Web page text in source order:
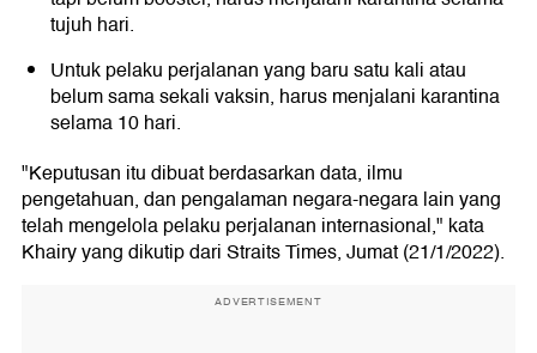
tujuh hari.
Untuk pelaku perjalanan yang baru satu kali atau
belum sama sekali vaksin, harus menjalani karantina
selama 10 hari.
"Keputusan itu dibuat berdasarkan data, ilmu
pengetahuan, dan pengalaman negara-negara lain yang
telah mengelola pelaku perjalanan internasional," kata
Khairy yang dikutip dari Straits Times, Jumat (21/1/2022).
ADVERTISEMENT